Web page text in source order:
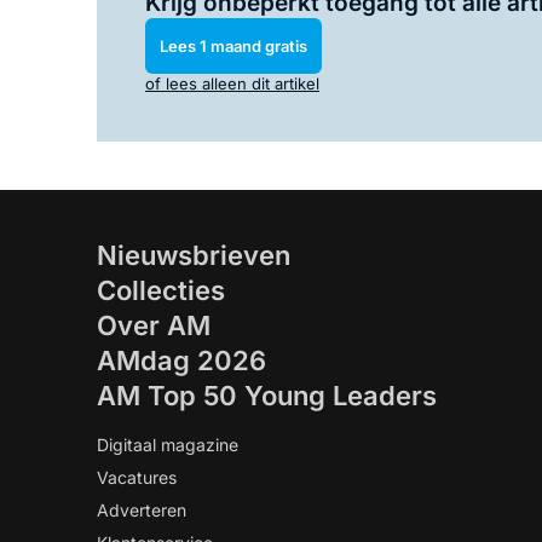
Lees 1 maand gratis
of lees alleen dit artikel
Nieuwsbrieven
Collecties
Over AM
AMdag 2026
AM Top 50 Young Leaders
Digitaal magazine
Vacatures
Adverteren